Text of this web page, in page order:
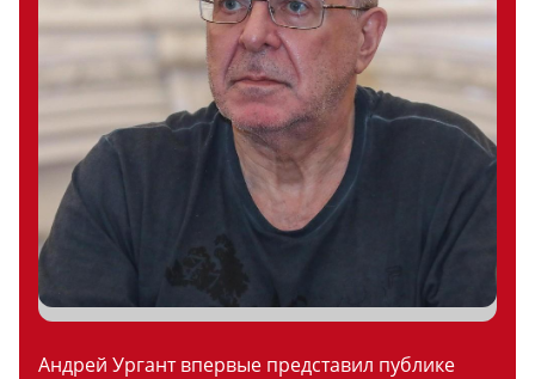
Андрей Ургант впервые представил публике